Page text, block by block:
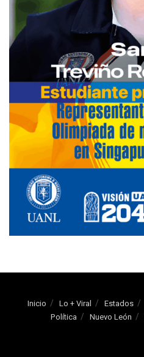
Inicio Lo + Viral Estados
Política
Nuevo León